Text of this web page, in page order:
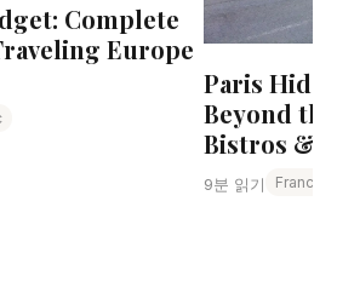
Complete
Europe
Paris
Beyond
Bistros &
9분 읽기 France